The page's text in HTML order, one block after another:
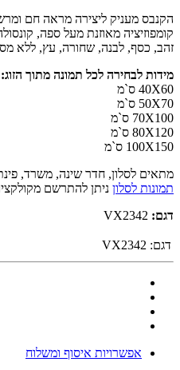
הקנבס מעניק ליצירה מראה חם
קומפוזיציה מאוזנת מעל ספה,
זהב, כסף, לבנה, שחורה, עץ, ללא
מידות לבחירה לכל תמונה מתוך הזוג:
40X60 ס`מ
50X70 ס`מ
70X100 ס`מ
80X120 ס`מ
100X150 ס`מ
מתאים לסלון, חדר שינה, משרד,
תמונות לסלון ניתן להתרשם
דגם:
דגם: VX2342
אפשרויות איסוף ומשלוח